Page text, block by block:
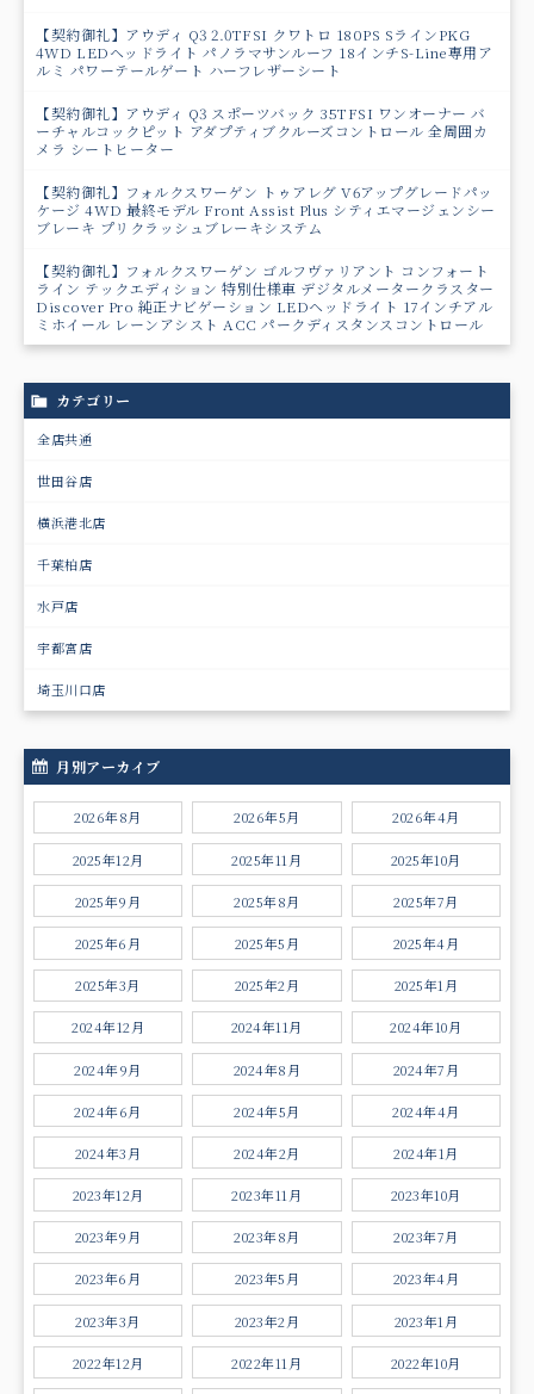
【契約御礼】アウディ Q3 2.0TFSI クワトロ 180PS SラインPKG
4WD LEDヘッドライト パノラマサンルーフ 18インチS-Line専用ア
ルミ パワーテールゲート ハーフレザーシート
【契約御礼】アウディ Q3 スポーツバック 35TFSI ワンオーナー バ
ーチャルコックピット アダプティブクルーズコントロール 全周囲カ
メラ シートヒーター
【契約御礼】フォルクスワーゲン トゥアレグ V6アップグレードパッ
ケージ 4WD 最終モデル Front Assist Plus シティエマージェンシー
ブレーキ プリクラッシュブレーキシステム
【契約御礼】フォルクスワーゲン ゴルフヴァリアント コンフォート
ライン テックエディション 特別仕様車 デジタルメータークラスター
Discover Pro 純正ナビゲーション LEDヘッドライト 17インチアル
ミホイール レーンアシスト ACC パークディスタンスコントロール
カテゴリー
全店共通
世田谷店
横浜港北店
千葉柏店
水戸店
宇都宮店
埼玉川口店
月別アーカイブ
2026年8月 2026年5月 2026年4月
2025年12月 2025年11月 2025年10月
2025年9月 2025年8月 2025年7月
2025年6月 2025年5月 2025年4月
2025年3月 2025年2月 2025年1月
2024年12月 2024年11月 2024年10月
2024年9月 2024年8月 2024年7月
2024年6月 2024年5月 2024年4月
2024年3月 2024年2月 2024年1月
2023年12月 2023年11月 2023年10月
2023年9月 2023年8月 2023年7月
2023年6月 2023年5月 2023年4月
2023年3月 2023年2月 2023年1月
2022年12月 2022年11月 2022年10月